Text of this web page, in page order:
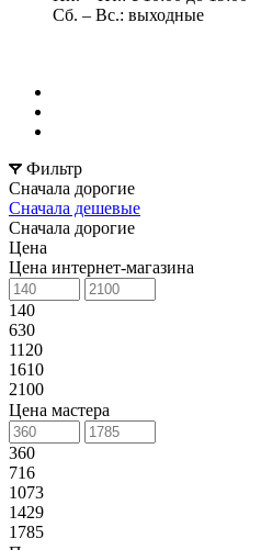
Сб. – Вс.: выходные
Фильтр
Сначала дорогие
Сначала дешевые
Сначала дорогие
Цена
Цена интернет-магазина
140
630
1120
1610
2100
Цена мастера
360
716
1073
1429
1785